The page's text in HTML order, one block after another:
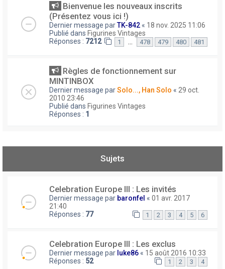
Bienvenue les nouveaux inscrits
(Présentez vous ici !)
Dernier message parTK-842 « 18 nov. 2025 11:06
Publié dans Figurines Vintages
Réponses : 7212 1 … 478 479 480 481
Règles de fonctionnement sur
MINTINBOX
Dernier message parSolo..., Han Solo « 29 oct.
2010 23:46
Publié dans Figurines Vintages
Réponses : 1
Sujets
Celebration Europe III : Les invités
Dernier message par baronfel « 01 avr. 2017
21:40
Réponses : 77 1 2 3 4 5 6
Celebration Europe III : Les exclus
Dernier message par luke86 « 15 août 2016 10:33
Réponses : 52 1 2 3 4